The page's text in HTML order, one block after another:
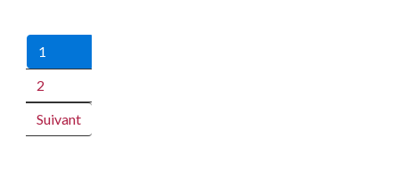
1
2
Suivant